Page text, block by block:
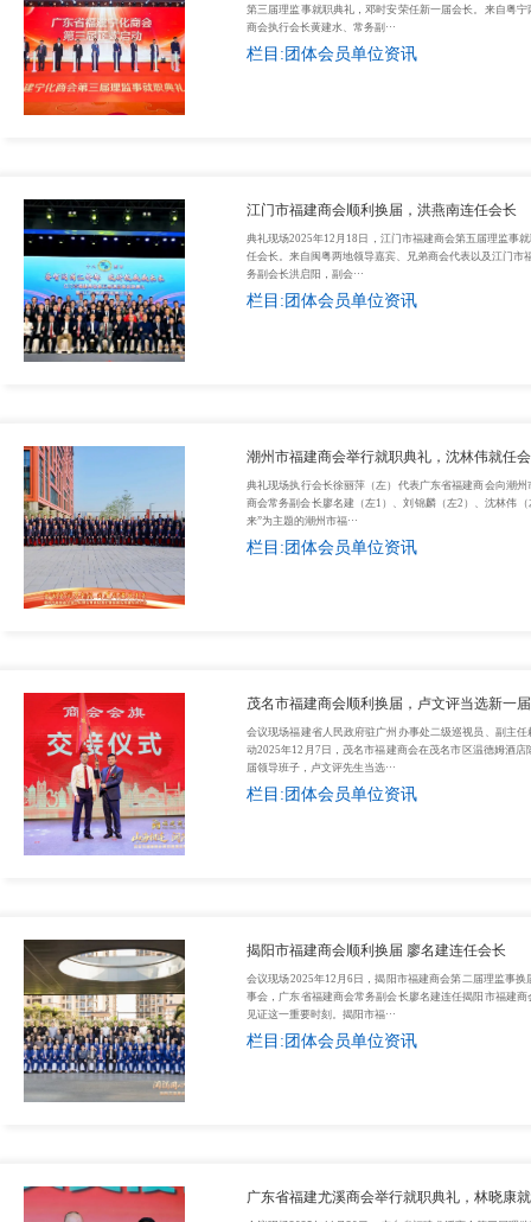
热门资讯：
1
商会党支部召开党员民主生活会
“千年粤闽 味融非遗”美食文化节在广州开幕
3
于伟国省长会见广东省福建商会企业家
第三届理监事就职典礼，邓时安荣任新一届会长。来自粤
商会执行会长黄建水、常务副···
栏目:团体会员单位资讯
江门市福建商会顺利换届，洪燕南连任会长
典礼现场2025年12月18日，江门市福建商会第五届理监事
任会长。来自闽粤两地领导嘉宾、兄弟商会代表以及江门
务副会长洪启阳，副会···
栏目:团体会员单位资讯
潮州市福建商会举行就职典礼，沈林伟就任
典礼现场执行会长徐丽萍（左）代表广东省福建商会向潮
商会常务副会长廖名建（左1）、刘锦麟（左2）、沈林伟
来”为主题的潮州市福···
栏目:团体会员单位资讯
茂名市福建商会顺利换届，卢文评当选新一
会议现场福建省人民政府驻广州办事处二级巡视员、副主
动2025年12月7日，茂名市福建商会在茂名市区温德姆酒
届领导班子，卢文评先生当选···
栏目:团体会员单位资讯
揭阳市福建商会顺利换届 廖名建连任会长
会议现场2025年12月6日，揭阳市福建商会第二届理监事
事会，广东省福建商会常务副会长廖名建连任揭阳市福建
见证这一重要时刻。揭阳市福···
栏目:团体会员单位资讯
广东省福建尤溪商会举行就职典礼，林晓康